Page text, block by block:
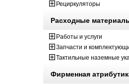
Рециркуляторы
Расходные
Работы и услуги
Запчасти и
Тактильные наземные
Фирменная